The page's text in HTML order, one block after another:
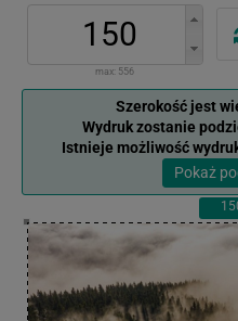
max: 556
Szerokość jest
Wydruk zostanie
Istnieje możliwość
Pokaż